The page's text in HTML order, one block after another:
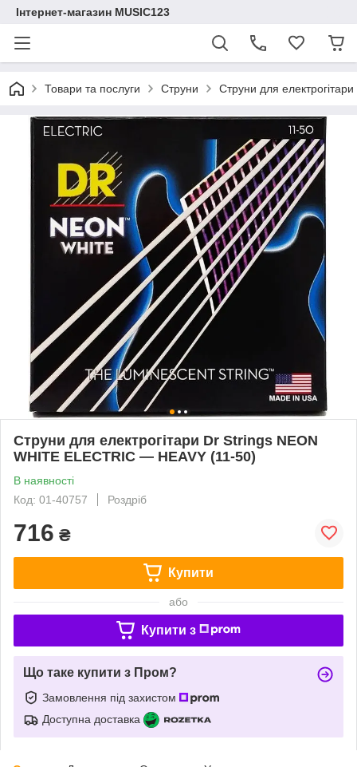
Інтернет-магазин MUSIC123
Товари та послуги Струни Струни для
Струни для електрогітари Dr Strings NEON
WHITE ELECTRIC — HEAVY (11-50)
В наявності
Код: 01-40757
Роздріб
716 ₴
Купити
або
Купити з
Що таке купити з Пром?
Замовлення під захистом
Доступна доставка